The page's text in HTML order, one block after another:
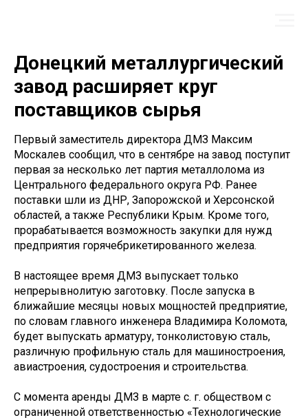
Донецкий металлургический
завод расширяет круг
поставщиков сырья
Первый заместитель директора ДМЗ Максим
Москалев сообщил, что в сентябре на завод поступит
первая за несколько лет партия металлолома из
Центрального федерального округа РФ. Ранее
поставки шли из ДНР, Запорожской и Херсонской
областей, а также Республики Крым. Кроме того,
прорабатывается возможность закупки для нужд
предприятия горячебрикетированного железа.
В настоящее время ДМЗ выпускает только
непрерывнолитую заготовку. После запуска в
ближайшие месяцы новых мощностей предприятие,
по словам главного инженера Владимира Коломота,
будет выпускать арматуру, тонколистовую сталь,
различную профильную сталь для машиностроения,
авиастроения, судостроения и строительства.
С момента аренды ДМЗ в марте с. г. обществом с
ограниченной ответственностью «Технологические